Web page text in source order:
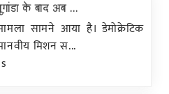
के बाद अब ...
सामने आया है। डेमोक्रेटिक
मिशन स...